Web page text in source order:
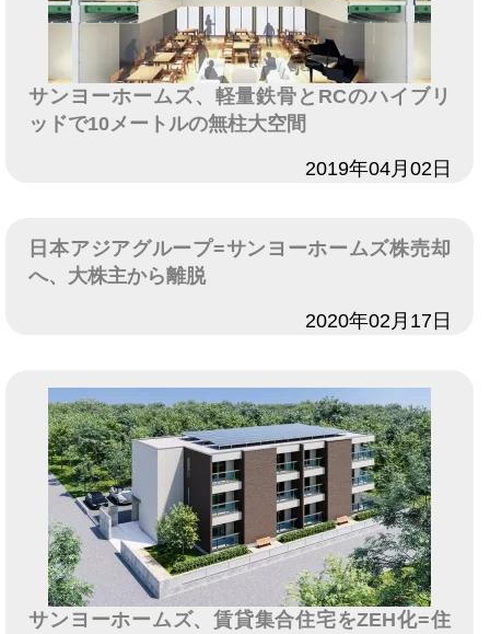
サンヨーホームズ、軽量鉄骨とRCのハイブリ
ッドで10メートルの無柱大空間
2019年04月02日
日本アジアグループ=サンヨーホームズ株売却
へ、大株主から離脱
2020年02月17日
サンヨーホームズ、賃貸集合住宅をZEH化=住